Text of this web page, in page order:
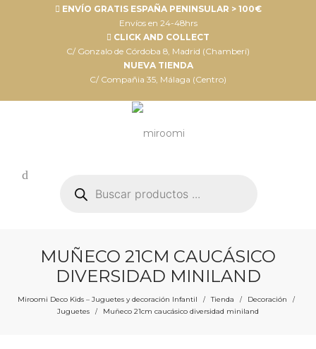
ENVÍO GRATIS ESPAÑA PENINSULAR > 100€
Envíos en 24-48hrs
CLICK AND COLLECT
C/ Gonzalo de Córdoba 8, Madrid (Chamberí)
NUEVA TIENDA
C/ Compañia 35, Málaga (Centro)
productos
MUÑECO 21CM CAUCÁSICO
DIVERSIDAD MINILAND
Miroomi Deco Kids – Juguetes y decoración Infantil / Tienda / Decoración /
Juguetes / Muñeco 21cm caucásico diversidad miniland